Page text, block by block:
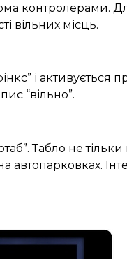
контролерами.
вільних місць.
і активується
“вільно”.
Табло не
автопарковках.